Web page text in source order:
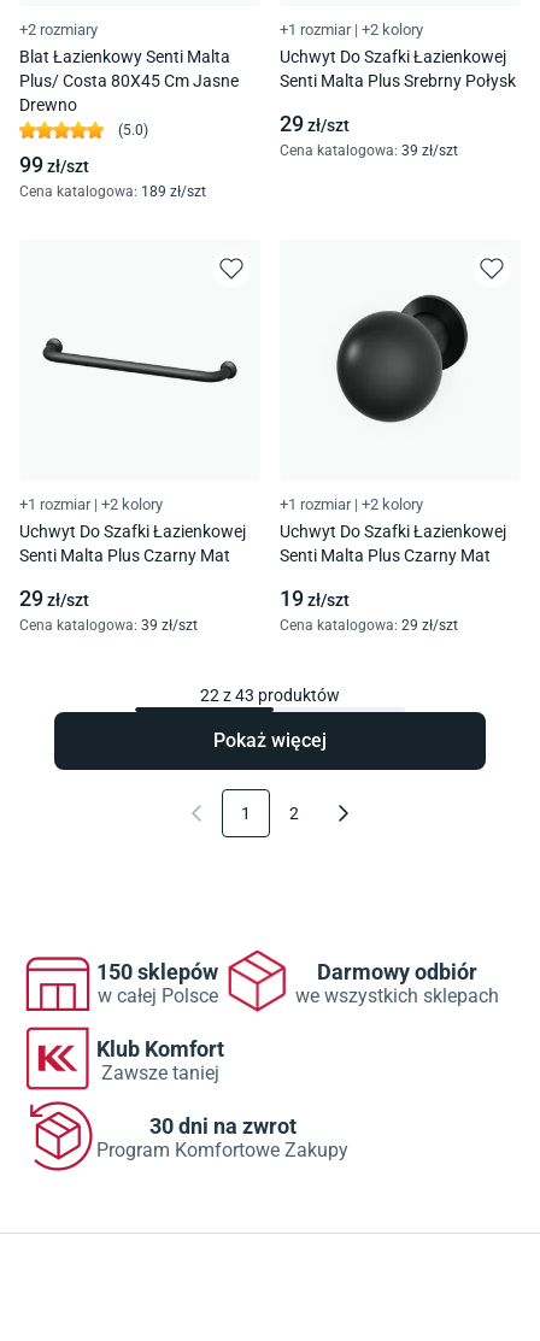
+2 rozmiary
Blat Łazienkowy Senti Malta
Plus/ Costa 80X45 Cm Jasne
Drewno
(5.0)
99zł/szt
Cena katalogowa: 189 zł/szt
+1 rozmiar | +2 kolory
Uchwyt Do Szafki Łazienkowej
Senti Malta Plus Srebrny Połysk
29zł/szt
Cena katalogowa: 39 zł/szt
+1 rozmiar | +2 kolory
Uchwyt Do Szafki Łazienkowej
Senti Malta Plus Czarny Mat
29zł/szt
Cena katalogowa: 39 zł/szt
+1 rozmiar | +2 kolory
Uchwyt Do Szafki Łazienkowej
Senti Malta Plus Czarny Mat
19zł/szt
Cena katalogowa: 29 zł/szt
22z43 produktów
Pokaż więcej
1 2
150 sklepów
w całej Polsce
Darmowy odbiór
we wszystkich sklepach
Klub Komfort
Zawsze taniej
30 dni na zwrot
Program Komfortowe Zakupy